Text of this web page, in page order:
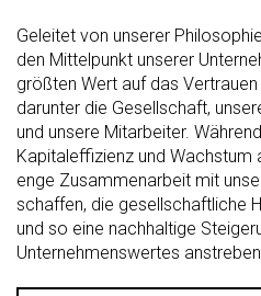
Geleitet von unserer
den Mittelpunkt unserer
größten Wert auf das
darunter die Gesellschaft,
und unsere Mitarbeiter.
Kapitaleffizienz und Wachstum
enge Zusammenarbeit mit
schaffen, die gesellschaftliche
und so eine nachhaltige
Unternehmenswertes